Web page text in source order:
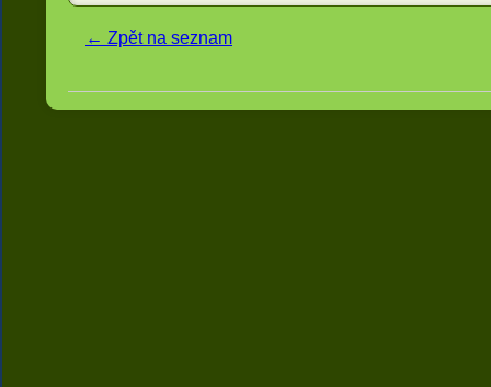
← Zpět na seznam